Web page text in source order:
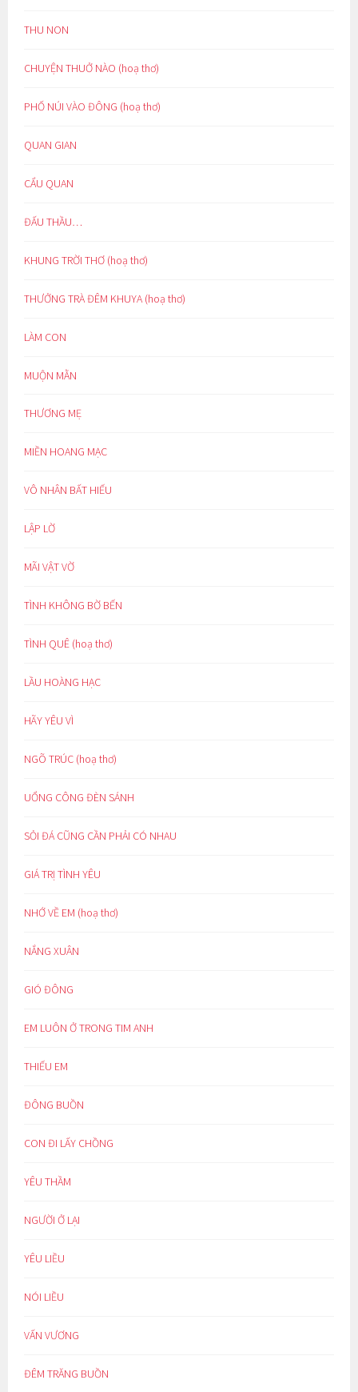
THU NON
CHUYỆN THUỞ NÀO (hoạ thơ)
PHỐ NÚI VÀO ĐÔNG (hoạ thơ)
QUAN GIAN
CẨU QUAN
ĐẤU THẦU…
KHUNG TRỜI THƠ (hoạ thơ)
THƯỞNG TRÀ ĐÊM KHUYA (hoạ thơ)
LÀM CON
MUỘN MẰN
THƯƠNG MẸ
MIỀN HOANG MẠC
VÔ NHÂN BẤT HIẾU
LẬP LỜ
MÃI VẬT VỜ
TÌNH KHÔNG BỜ BẾN
TÌNH QUÊ (hoạ thơ)
LẦU HOÀNG HẠC
HÃY YÊU VÌ
NGÕ TRÚC (hoạ thơ)
UỔNG CÔNG ĐÈN SÁNH
SỎI ĐÁ CŨNG CẦN PHẢI CÓ NHAU
GIÁ TRỊ TÌNH YÊU
NHỚ VỀ EM (hoạ thơ)
NẮNG XUÂN
GIÓ ĐÔNG
EM LUÔN Ở TRONG TIM ANH
THIẾU EM
ĐÔNG BUỒN
CON ĐI LẤY CHỒNG
YÊU THẦM
NGƯỜI Ở LẠI
YÊU LIỀU
NÓI LIỀU
VẤN VƯƠNG
ĐÊM TRĂNG BUỒN